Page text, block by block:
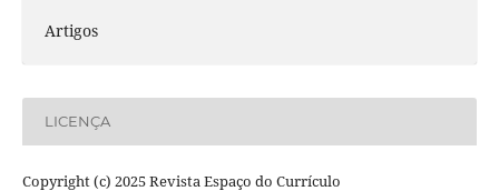
Artigos
LICENÇA
Copyright (c) 2025 Revista Espaço do Currículo